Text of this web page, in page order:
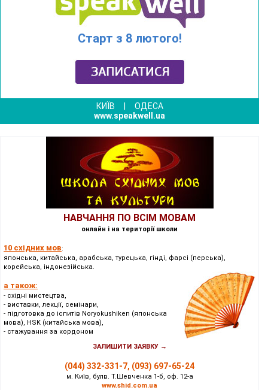
Старт з 8 лютого!
КИЇВ
ОДЕСА
www.speakwell.ua
НАВЧАННЯ ПО ВСІМ МОВАМ
онлайн і на території школи
10 східних мов:
японська, китайська, арабська, турецька, гінді, фарсі (перська),
корейська, індонезійська.
а також:
- східні мистецтва,
- виставки, лекції, семінари,
- підготовка до іспитів Noryokushiken (японська
мова), HSK (китайська мова),
- стажування за кордоном
ЗАЛИШИТИ ЗАЯВКУ →
(044) 332-331-7, (093) 697-65-24
м. Київ, булв. Т.Шевченка 1-б, оф. 12-а
www.shid.com.ua